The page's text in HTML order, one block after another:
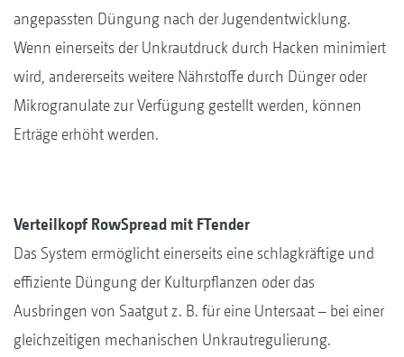
angepassten Düngung nach der Jugendentwicklung.
Wenn einerseits der Unkrautdruck durch Hacken minimiert
wird, andererseits weitere Nährstoffe durch Dünger oder
Mikrogranulate zur Verfügung gestellt werden, können
Erträge erhöht werden.
Verteilkopf RowSpread mit FTender
Das System ermöglicht einerseits eine schlagkräftige und
effiziente Düngung der Kulturpflanzen oder das
Ausbringen von Saatgut z. B. für eine Untersaat – bei einer
gleichzeitigen mechanischen Unkrautregulierung.